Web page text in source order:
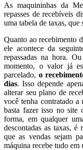
As maquininhas da
repasses de recebíveis
uma tabela de taxas, que
Quanto ao recebimento
ele acontece da
repassadas na hora.
momento, o valor já
parcelado, o
dias. Isso depende
alterar seu plano de
você tenha contratado
basta fazer isso no site
forma, em qualquer
descontadas as taxas,
que as vendas sejam
máquina recebe tudo em